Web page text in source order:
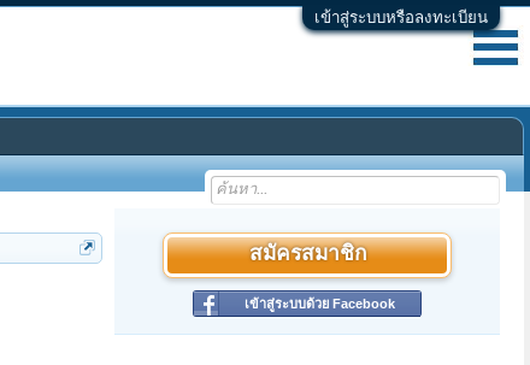
เข้าสู่ระบบหรือลงทะเบียน
สมัครสมาชิก
เข้าสู่ระบบด้วย Facebook